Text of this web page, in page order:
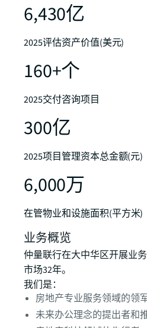
6,430亿
2025评估资产价值(美元)​ ​
160+个
2025交付咨询项目
300亿​
2025项目管理资本总金额(元)
6,000万​
在管物业和设施面积(平方米)​
业务概览
仲量联行在大中华区开展业
市场32年。​
我们是：
房地产专业服务领域的领
未来办公理念的提出者和